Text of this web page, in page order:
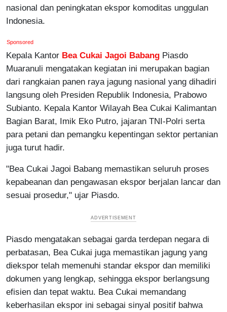
nasional dan peningkatan ekspor komoditas unggulan
Indonesia.
Sponsored
Kepala Kantor Bea Cukai Jagoi Babang Piasdo
Muaranuli mengatakan kegiatan ini merupakan bagian
dari rangkaian panen raya jagung nasional yang dihadiri
langsung oleh Presiden Republik Indonesia, Prabowo
Subianto. Kepala Kantor Wilayah Bea Cukai Kalimantan
Bagian Barat, Imik Eko Putro, jajaran TNI-Polri serta
para petani dan pemangku kepentingan sektor pertanian
juga turut hadir.
"Bea Cukai Jagoi Babang memastikan seluruh proses
kepabeanan dan pengawasan ekspor berjalan lancar dan
sesuai prosedur," ujar Piasdo.
Piasdo mengatakan sebagai garda terdepan negara di
perbatasan, Bea Cukai juga memastikan jagung yang
diekspor telah memenuhi standar ekspor dan memiliki
dokumen yang lengkap, sehingga ekspor berlangsung
efisien dan tepat waktu. Bea Cukai memandang
keberhasilan ekspor ini sebagai sinyal positif bahwa